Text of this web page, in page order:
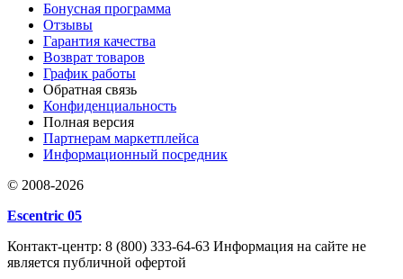
Бонусная программа
Отзывы
Гарантия качества
Возврат товаров
График работы
Обратная связь
Конфиденциальность
Полная версия
Партнерам маркетплейса
Информационный посредник
© 2008-2026
Escentric 05
Контакт-центр: 8 (800) 333-64-63 Информация на сайте не
является публичной офертой